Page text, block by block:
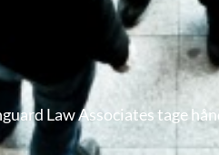
Law Associates tage